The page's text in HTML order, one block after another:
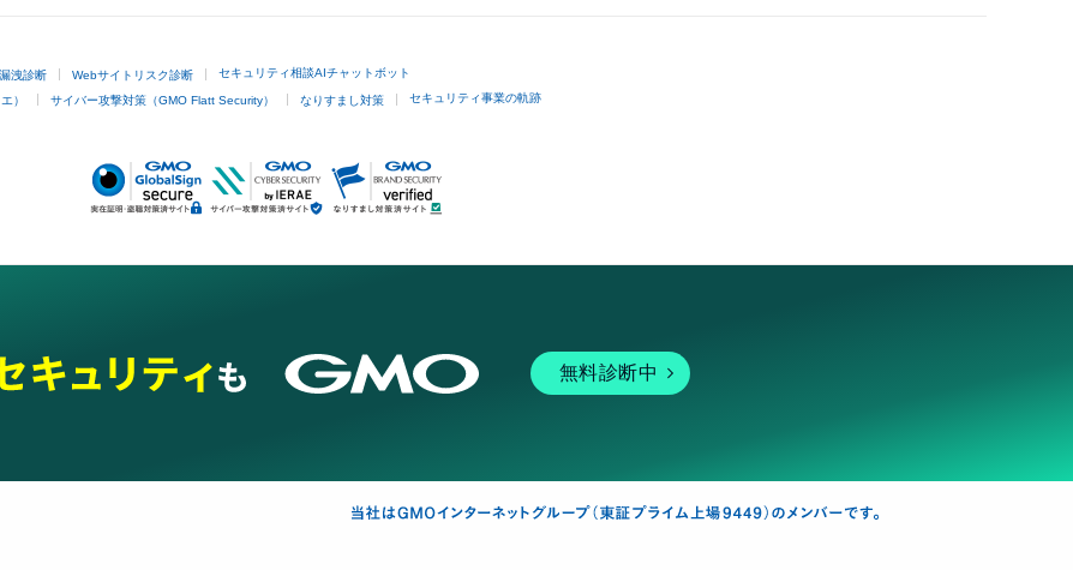
洩診断 Webサイトリスク診断 セキュリティ相談AIチャットボット
） サイバー攻撃対策（GMO Flatt Security） なりすまし対策 セキュリティ事業の軌跡
無料診断中